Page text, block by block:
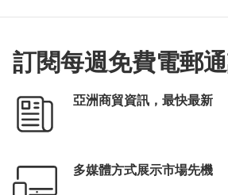
訂閱每週免費電郵
亞洲商貿資訊，最快最新
多媒體方式展示市場先機